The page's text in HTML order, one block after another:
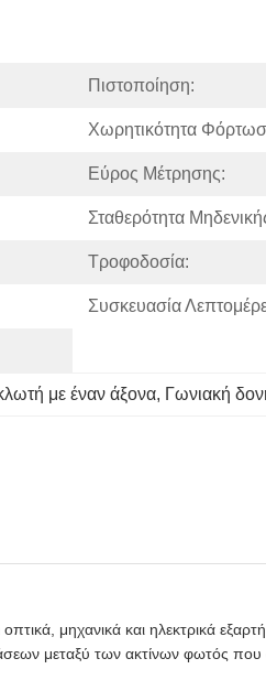
Πιστοποίηση:
Χωρητικότητα
Εύρος Μέτρησης:
Σταθερότητα
Τροφοδοσία:
Συσκευασία
με έναν άξονα, Γωνιακή
μηχανικά και ηλεκτρικά
μεταξύ των ακτίνων φωτός που